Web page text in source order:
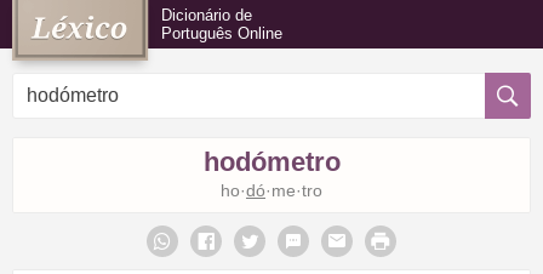
Dicionário de
Português Online
hodómetro
ho·dó·me·tro